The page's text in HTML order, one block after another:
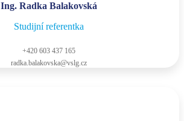
Ing. Radka Balakovská
Studijní referentka
+420 603 437 165
radka.balakovska@vslg.cz